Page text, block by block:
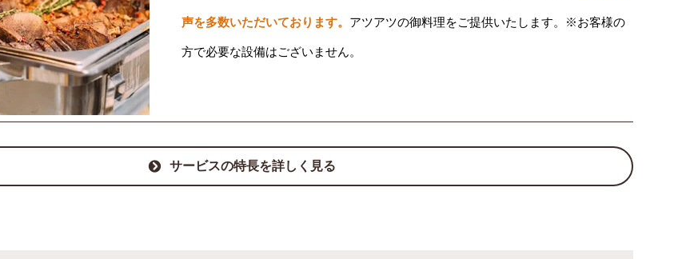
声を多数いただいております。 アツアツの御料理をご提供いたします。※お客様の
方で必要な設備はございません。
サービスの特長を詳しく見る